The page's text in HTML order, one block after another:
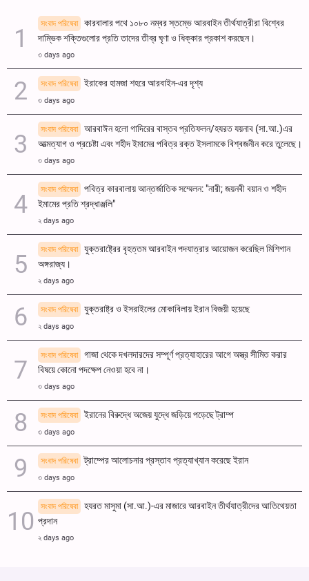
সংবাদ পরিষেবা
কারবালার পথে ১০৮০ নম্বর স্তম্ভে আরবাইন তীর্থযাত্রীরা বিশ্বের
দাম্ভিক শক্তিগুলোর প্রতি তাদের তীব্র ঘৃণা ও ধিক্কার প্রকাশ করছেন।
৩ days ago
সংবাদ পরিষেবা ইরাকের হামজা শহরে আরবাইন-এর দৃশ্য
৩ days ago
সংবাদ পরিষেবা
আরবাঈন হলো গাদিরের বাস্তব প্রতিফলন/হযরত যয়নাব (সা.আ.)এর
আত্মত্যাগ ও প্রচেষ্টা এবং শহীদ ইমামের পবিত্র রক্ত ​​ইসলামকে বিশ্বজনীন করে তুলেছে।
৩ days ago
সংবাদ পরিষেবা
পবিত্র কারবালায় আন্তর্জাতিক সম্মেলন: "নারী; জয়নবী বয়ান ও শহীদ
ইমামের প্রতি শ্রদ্ধাঞ্জলি"
২ days ago
সংবাদ পরিষেবা
যুক্তরাষ্ট্রের বৃহত্তম আরবাইন পদযাত্রার আয়োজন করেছিল মিশিগান
অঙ্গরাজ্য।
২ days ago
সংবাদ পরিষেবা যুক্তরাষ্ট্র ও ইসরাইলের মোকাবিলায় ইরান বিজয়ী হয়েছে
২ days ago
সংবাদ পরিষেবা
গাজা থেকে দখলদারদের সম্পূর্ণ প্রত্যাহারের আগে অস্ত্র সীমিত করার
বিষয়ে কোনো পদক্ষেপ নেওয়া হবে না।
৩ days ago
সংবাদ পরিষেবা ইরানের বিরুদ্ধে অজেয় যুদ্ধে জড়িয়ে পড়েছে ট্রাম্প
৩ days ago
সংবাদ পরিষেবা ট্রাম্পের আলোচনার প্রস্তাব প্রত্যাখ্যান করেছে ইরান
৩ days ago
সংবাদ পরিষেবা
হযরত মাসুমা (সা.আ.)-এর মাজারে আরবাইন তীর্থযাত্রীদের আতিথেয়তা
প্রদান
২ days ago